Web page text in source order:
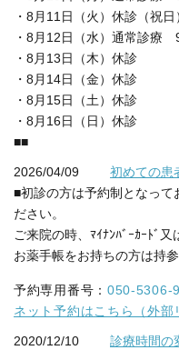
・8月11日（火）休診（祝日
・8月12日（水） 通常診療
・8月13日（木）休診
・8月14日（金）休診
・8月15日（土） 休診
・8月16日（日） 休診
■■
2026/04/09
初めての患
■初診の方は予約制となって
ださい。
ご来院の時、ﾏｲﾅﾝﾊﾞｰｶｰﾄﾞ又
お薬手帳をお持ちの方は持参
予約専用番号： 050-5306-
ネット予約はこちら（外部
2020/12/10
診療時間の